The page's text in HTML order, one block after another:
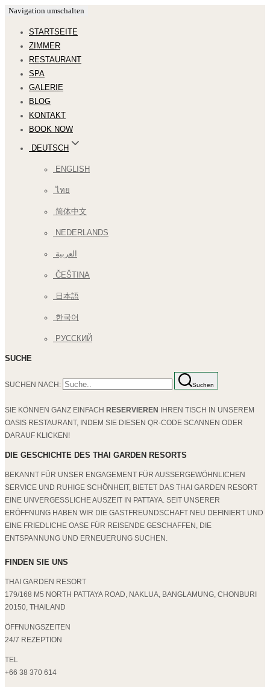
Navigation umschalten
STARTSEITE
ZIMMER
RESTAURANT
SPA
GALERIE
BLOG
KONTAKT
BOOK NOW
DEUTSCH
ENGLISH
ไทย
简体中文
NEDERLANDS
العربية
ČEŠTINA
日本語
한국어
РУССКИЙ
SUCHE
SUCHEN NACH: Suchen
SIE KÖNNEN GANZ EINFACH RESERVIEREN
IHREN TISCH IN UNSEREM
OASIS RESTAURANT, INDEM SIE DIESEN QR-CODE SCANNEN ODER
DARAUF KLICKEN!
DIE GESCHICHTE DES THAI GARDEN RESORTS
BEKANNT FÜR UNSER ENGAGEMENT FÜR AUSSERGEWÖHNLICHEN S
ERVICE UND RUHIGE SCHÖNHEIT, BIETET DAS THAI GARDEN RESORT E
INE UNVERGESSLICHE AUSZEIT IN PATTAYA. SEIT UNSERER E
RÖFFNUNG HABEN WIR DIE GASTFREUNDSCHAFT NEU DEFINIERT UND E
INE FRIEDLICHE OASE FÜR REISENDE GESCHAFFEN, DIE E
NTSPANNUNG UND ERNEUERUNG SUCHEN.
FINDEN SIE UNS
THAI GARDEN RESORT
179/168 M5 NORTH PATTAYA ROAD, NAKLUA, BANGLAMUNG, CHONBURI
20150, THAILAND
ÖFFNUNGSZEITEN
24/7 REZEPTION
TEL
+66 38 370 614